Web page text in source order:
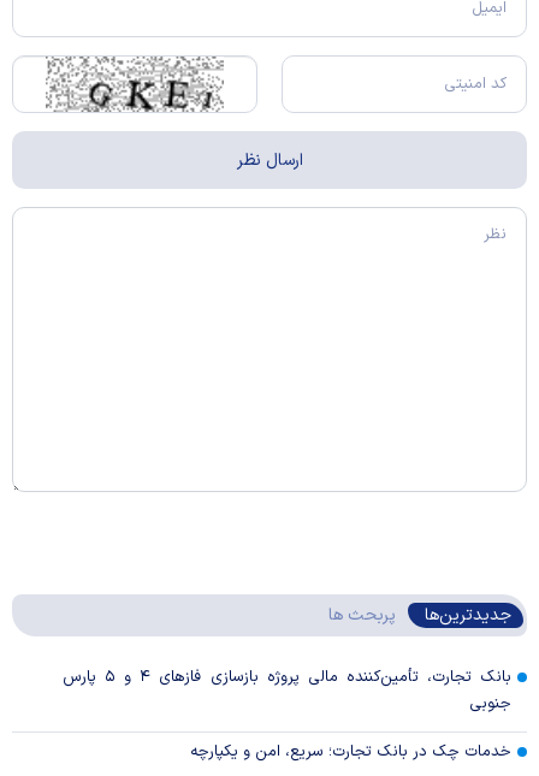
جدیدترین‌ها پربحث ها
بانک تجارت، تأمین‌کننده مالی پروژه بازسازی فاز‌های ۴ و ۵ پارس
جنوبی
خدمات چک در بانک تجارت؛ سریع، امن و یکپارچه